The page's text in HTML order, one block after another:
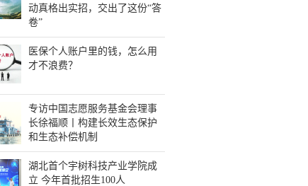
动真格出实招，交出了这份“答
卷”
医保个人账户里的钱，怎么用
才不浪费？
专访中国志愿服务基金会理事
长徐福顺丨构建长效生态保护
和生态补偿机制
湖北首个宇树科技产业学院成
立 今年首批招生100人